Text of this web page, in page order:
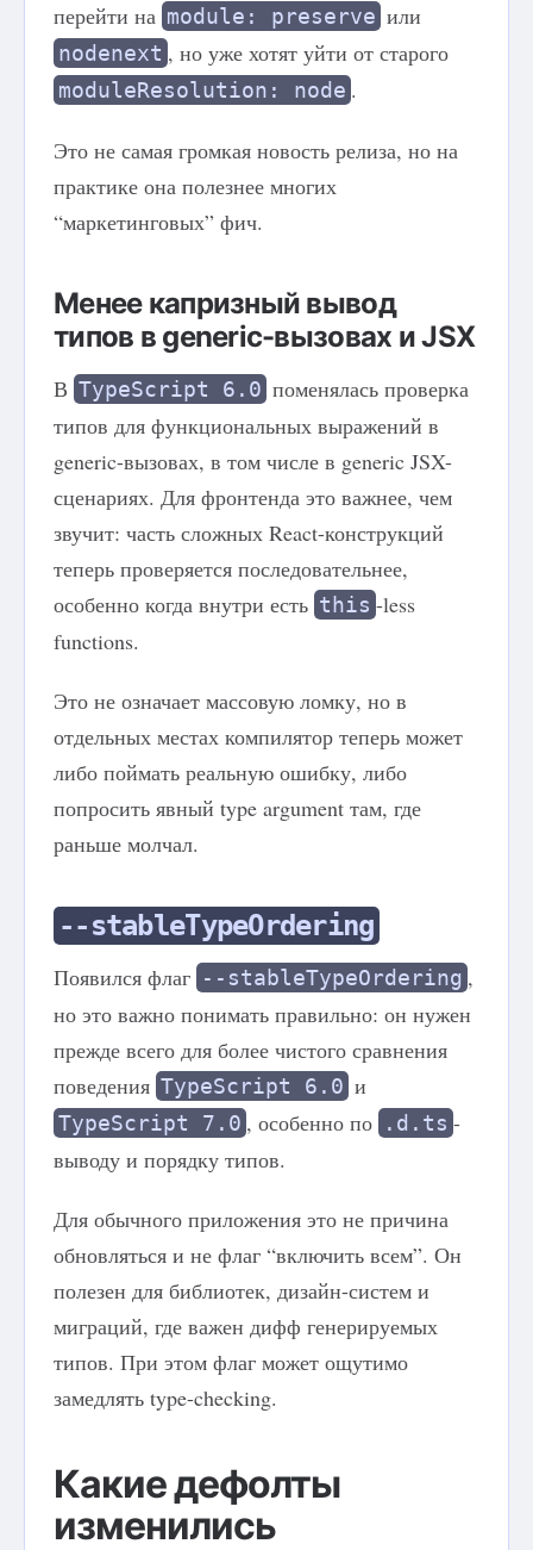
перейти на module: preserve или
nodenext , но уже хотят уйти от старого
moduleResolution: node .
Это не самая громкая новость релиза, но на
практике она полезнее многих
“маркетинговых” фич.
Менее капризный вывод
типов в generic-вызовах и JSX
В TypeScript 6.0 поменялась проверка
типов для функциональных выражений в
generic-вызовах, в том числе в generic JSX-
сценариях. Для фронтенда это важнее, чем
звучит: часть сложных React-конструкций
теперь проверяется последовательнее,
особенно когда внутри есть this -less
functions.
Это не означает массовую ломку, но в
отдельных местах компилятор теперь может
либо поймать реальную ошибку, либо
попросить явный type argument там, где
раньше молчал.
--stableTypeOrdering
Появился флаг --stableTypeOrdering ,
но это важно понимать правильно: он нужен
прежде всего для более чистого сравнения
поведения TypeScript 6.0 и
TypeScript 7.0 , особенно по .d.ts -
выводу и порядку типов.
Для обычного приложения это не причина
обновляться и не флаг “включить всем”. Он
полезен для библиотек, дизайн-систем и
миграций, где важен дифф генерируемых
типов. При этом флаг может ощутимо
замедлять type-checking.
Какие дефолты
изменились